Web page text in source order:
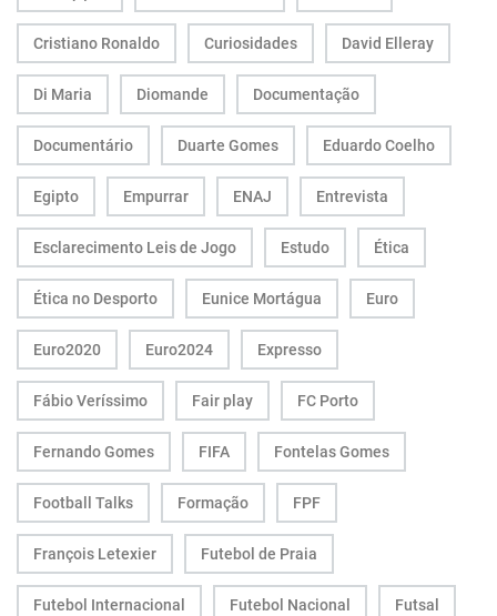
Cristiano Ronaldo Curiosidades David Elleray
Di Maria Diomande Documentação
Documentário Duarte Gomes Eduardo Coelho
Egipto Empurrar ENAJ Entrevista
Esclarecimento Leis de Jogo Estudo Ética
Ética no Desporto Eunice Mortágua Euro
Euro2020 Euro2024 Expresso
Fábio Veríssimo Fair play FC Porto
Fernando Gomes FIFA Fontelas Gomes
Football Talks Formação FPF
François Letexier Futebol de Praia
Futebol Internacional Futebol Nacional Futsal